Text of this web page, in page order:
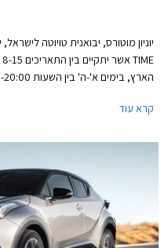
1.95%, וטרייד-אין.
קרא עוד